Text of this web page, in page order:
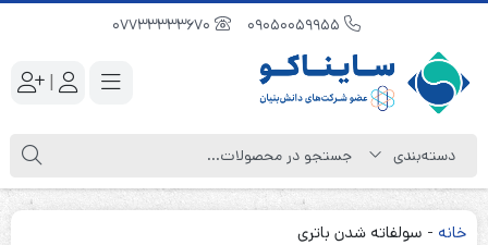
|
خانه - سولفاته شدن باتری